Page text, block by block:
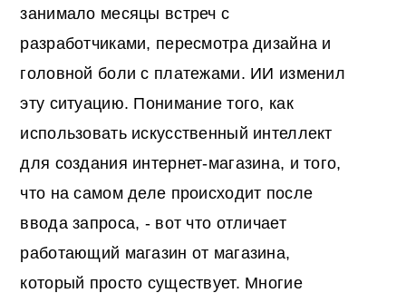
занимало месяцы встреч с
разработчиками, пересмотра дизайна и
головной боли с платежами. ИИ изменил
эту ситуацию. Понимание того, как
использовать искусственный интеллект
для создания интернет-магазина, и того,
что на самом деле происходит после
ввода запроса, - вот что отличает
работающий магазин от магазина,
который просто существует. Многие